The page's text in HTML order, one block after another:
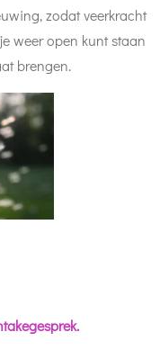
zodat veerkracht
weer open kunt staan
brengen.